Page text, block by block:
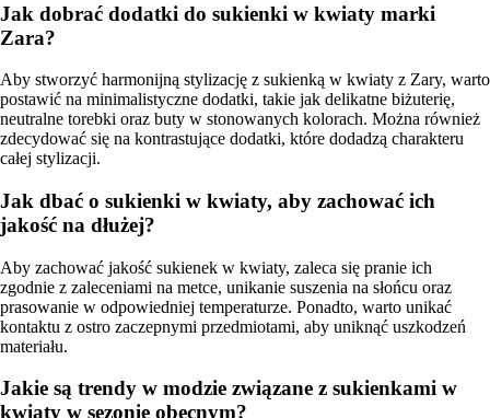
Jak dobrać dodatki do sukienki w kwiaty marki
Zara?
Aby stworzyć harmonijną stylizację z sukienką w kwiaty z Zary, warto
postawić na minimalistyczne dodatki, takie jak delikatne biżuterię,
neutralne torebki oraz buty w stonowanych kolorach. Można również
zdecydować się na kontrastujące dodatki, które dodadzą charakteru
całej stylizacji.
Jak dbać o sukienki w kwiaty, aby zachować ich
jakość na dłużej?
Aby zachować jakość sukienek w kwiaty, zaleca się pranie ich
zgodnie z zaleceniami na metce, unikanie suszenia na słońcu oraz
prasowanie w odpowiedniej temperaturze. Ponadto, warto unikać
kontaktu z ostro zaczepnymi przedmiotami, aby uniknąć uszkodzeń
materiału.
Jakie są trendy w modzie związane z sukienkami w
kwiaty w sezonie obecnym?